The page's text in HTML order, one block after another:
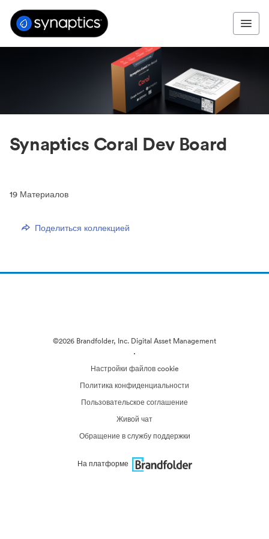
Synaptics Coral Dev Board
19 Материалов
Поделиться коллекцией
©2026 Brandfolder, Inc. Digital Asset Management
·
Настройки файлов cookie
Политика конфиденциальности
Пользовательское соглашение
Живой чат
Обращение в службу поддержки
На платформе